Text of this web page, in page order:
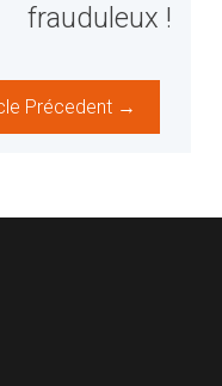
frauduleux !
Précedent →